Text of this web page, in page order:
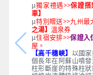
µ獨家禮遇>>保證搭
車】
µ特別贈送>>九州最
之湯】 溫泉券
µ住宿安排>>保證入
屋。
【高千穗峽】 以國
個長年在阿蘇山噴
柱形斷崖的特殊柱